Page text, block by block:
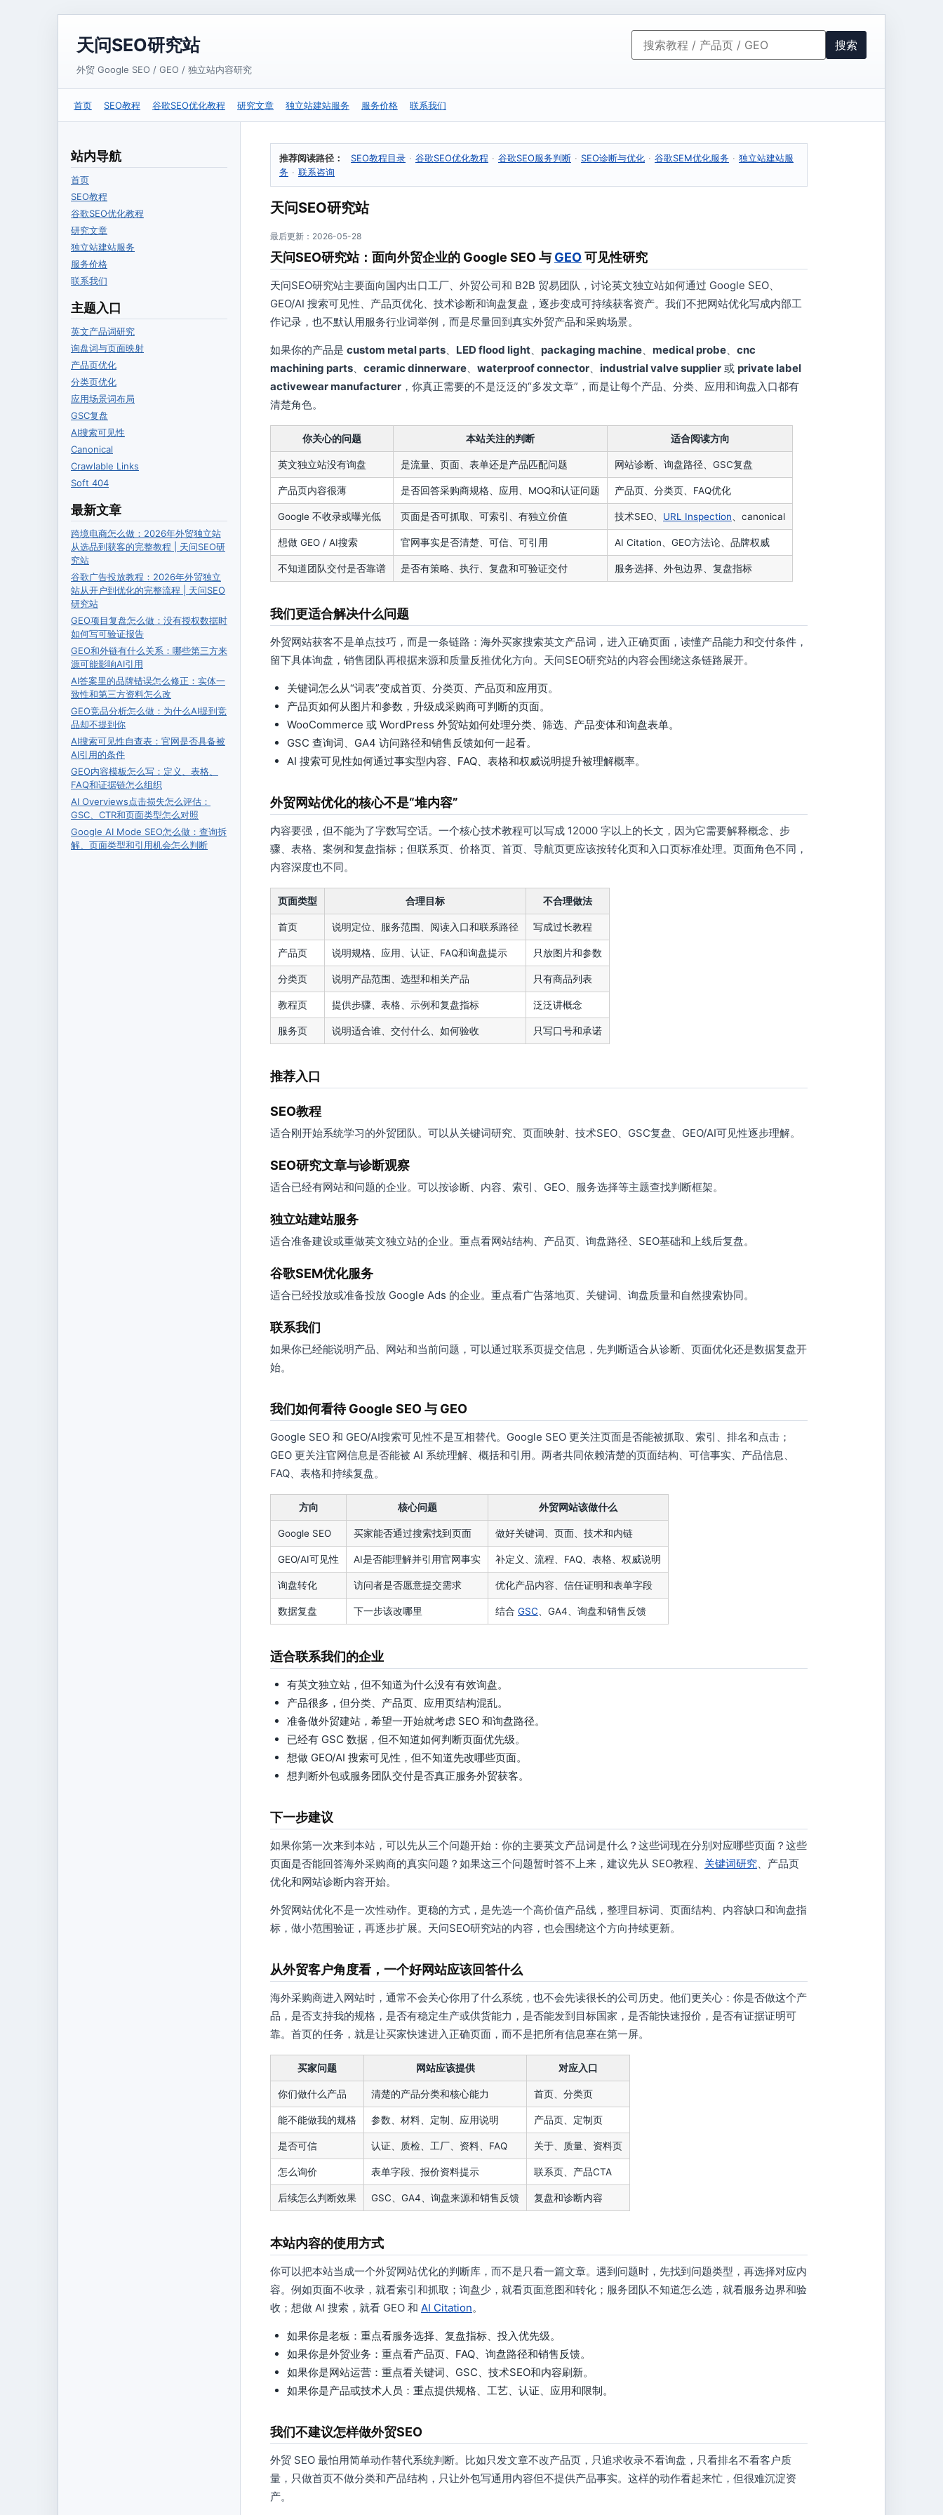
天问SEO研究站
外贸 Google SEO / GEO / 独立站内容研究
搜索
首页 SEO教程 谷歌SEO优化教程 研究文章 独立站建站服务 服务价格 联系我们
站内导航
首页
SEO教程
谷歌SEO优化教程
研究文章
独立站建站服务
服务价格
联系我们
主题入口
英文产品词研究
询盘词与页面映射
产品页优化
分类页优化
应用场景词布局
GSC复盘
AI搜索可见性
Canonical
Crawlable Links
Soft 404
最新文章
跨境电商怎么做：2026年外贸独立站
从选品到获客的完整教程 | 天问SEO研
究站
谷歌广告投放教程：2026年外贸独立
站从开户到优化的完整流程 | 天问SEO
研究站
GEO项目复盘怎么做：没有授权数据时
如何写可验证报告
GEO和外链有什么关系：哪些第三方来
源可能影响AI引用
AI答案里的品牌错误怎么修正：实体一
致性和第三方资料怎么改
GEO竞品分析怎么做：为什么AI提到竞
品却不提到你
AI搜索可见性自查表：官网是否具备被
AI引用的条件
GEO内容模板怎么写：定义、表格、
FAQ和证据链怎么组织
AI Overviews点击损失怎么评估：
GSC、CTR和页面类型怎么对照
Google AI Mode SEO怎么做：查询拆
解、页面类型和引用机会怎么判断
推荐阅读路径： SEO教程目录 · 谷歌SEO优化教程 · 谷歌SEO服务判断 · SEO诊断与优化 · 谷歌SEM优化服务 · 独立站建站服
务 · 联系咨询
天问SEO研究站
最后更新：2026-05-28
天问SEO研究站：面向外贸企业的 Google SEO 与 GEO可见性研究
天问SEO研究站主要面向国内出口工厂、外贸公司和 B2B 贸易团队，讨论英文独立站如何通过 Google SEO、
GEO/AI 搜索可见性、产品页优化、技术诊断和询盘复盘，逐步变成可持续获客资产。我们不把网站优化写成内部工
作记录，也不默认用服务行业词举例，而是尽量回到真实外贸产品和采购场景。
如果你的产品是 custom metal parts、 LED flood light、 packaging machine、 medical probe、 cnc
machining parts、 ceramic dinnerware、 waterproof connector、 industrial valve supplier 或 private label
activewear manufacturer ，你真正需要的不是泛泛的“多发文章”，而是让每个产品、分类、应用和询盘入口都有
清楚角色。
你关心的问题 本站关注的判断 适合阅读方向
英文独立站没有询盘 是流量、页面、表单还是产品匹配问题 网站诊断、询盘路径、GSC复盘
产品页内容很薄 是否回答采购商规格、应用、MOQ和认证问题 产品页、分类页、FAQ优化
Google 不收录或曝光低 页面是否可抓取、可索引、有独立价值 技术SEO、 URL Inspection 、canonical
想做 GEO / AI搜索 官网事实是否清楚、可信、可引用 AI Citation、GEO方法论、品牌权威
不知道团队交付是否靠谱 是否有策略、执行、复盘和可验证交付 服务选择、外包边界、复盘指标
我们更适合解决什么问题
外贸网站获客不是单点技巧，而是一条链路：海外买家搜索英文产品词，进入正确页面，读懂产品能力和交付条件，
留下具体询盘，销售团队再根据来源和质量反推优化方向。天问SEO研究站的内容会围绕这条链路展开。
关键词怎么从“词表”变成首页、分类页、产品页和应用页。
产品页如何从图片和参数，升级成采购商可判断的页面。
WooCommerce 或 WordPress 外贸站如何处理分类、筛选、产品变体和询盘表单。
GSC 查询词、GA4 访问路径和销售反馈如何一起看。
AI 搜索可见性如何通过事实型内容、FAQ、表格和权威说明提升被理解概率。
外贸网站优化的核心不是“堆内容”
内容要强，但不能为了字数写空话。一个核心技术教程可以写成 12000 字以上的长文，因为它需要解释概念、步
骤、表格、案例和复盘指标；但联系页、价格页、首页、导航页更应该按转化页和入口页标准处理。页面角色不同，
内容深度也不同。
页面类型 合理目标 不合理做法
首页 说明定位、服务范围、阅读入口和联系路径 写成过长教程
产品页 说明规格、应用、认证、FAQ和询盘提示 只放图片和参数
分类页 说明产品范围、选型和相关产品 只有商品列表
教程页 提供步骤、表格、示例和复盘指标 泛泛讲概念
服务页 说明适合谁、交付什么、如何验收 只写口号和承诺
推荐入口
SEO教程
适合刚开始系统学习的外贸团队。可以从关键词研究、页面映射、技术SEO、GSC复盘、GEO/AI可见性逐步理解。
SEO研究文章与诊断观察
适合已经有网站和问题的企业。可以按诊断、内容、索引、GEO、服务选择等主题查找判断框架。
独立站建站服务
适合准备建设或重做英文独立站的企业。重点看网站结构、产品页、询盘路径、SEO基础和上线后复盘。
谷歌SEM优化服务
适合已经投放或准备投放 Google Ads 的企业。重点看广告落地页、关键词、询盘质量和自然搜索协同。
联系我们
如果你已经能说明产品、网站和当前问题，可以通过联系页提交信息，先判断适合从诊断、页面优化还是数据复盘开
始。
我们如何看待 Google SEO 与 GEO
Google SEO 和 GEO/AI搜索可见性不是互相替代。Google SEO 更关注页面是否能被抓取、索引、排名和点击；
GEO 更关注官网信息是否能被 AI 系统理解、概括和引用。两者共同依赖清楚的页面结构、可信事实、产品信息、
FAQ、表格和持续复盘。
方向 核心问题 外贸网站该做什么
Google SEO 买家能否通过搜索找到页面 做好关键词、页面、技术和内链
GEO/AI可见性 AI是否能理解并引用官网事实 补定义、流程、FAQ、表格、权威说明
询盘转化 访问者是否愿意提交需求 优化产品内容、信任证明和表单字段
数据复盘 下一步该改哪里 结合 GSC 、GA4、询盘和销售反馈
适合联系我们的企业
有英文独立站，但不知道为什么没有有效询盘。
产品很多，但分类、产品页、应用页结构混乱。
准备做外贸建站，希望一开始就考虑 SEO 和询盘路径。
已经有 GSC 数据，但不知道如何判断页面优先级。
想做 GEO/AI 搜索可见性，但不知道先改哪些页面。
想判断外包或服务团队交付是否真正服务外贸获客。
下一步建议
如果你第一次来到本站，可以先从三个问题开始：你的主要英文产品词是什么？这些词现在分别对应哪些页面？这些
页面是否能回答海外采购商的真实问题？如果这三个问题暂时答不上来，建议先从 SEO教程、 关键词研究、产品页
优化和网站诊断内容开始。
外贸网站优化不是一次性动作。更稳的方式，是先选一个高价值产品线，整理目标词、页面结构、内容缺口和询盘指
标，做小范围验证，再逐步扩展。天问SEO研究站的内容，也会围绕这个方向持续更新。
从外贸客户角度看，一个好网站应该回答什么
海外采购商进入网站时，通常不会关心你用了什么系统，也不会先读很长的公司历史。他们更关心：你是否做这个产
品，是否支持我的规格，是否有稳定生产或供货能力，是否能发到目标国家，是否能快速报价，是否有证据证明可
靠。首页的任务，就是让买家快速进入正确页面，而不是把所有信息塞在第一屏。
买家问题 网站应该提供 对应入口
你们做什么产品 清楚的产品分类和核心能力 首页、分类页
能不能做我的规格 参数、材料、定制、应用说明 产品页、定制页
是否可信 认证、质检、工厂、资料、FAQ 关于、质量、资料页
怎么询价 表单字段、报价资料提示 联系页、产品CTA
后续怎么判断效果 GSC、GA4、询盘来源和销售反馈 复盘和诊断内容
本站内容的使用方式
你可以把本站当成一个外贸网站优化的判断库，而不是只看一篇文章。遇到问题时，先找到问题类型，再选择对应内
容。例如页面不收录，就看索引和抓取；询盘少，就看页面意图和转化；服务团队不知道怎么选，就看服务边界和验
收；想做 AI 搜索，就看 GEO 和 AI Citation。
如果你是老板：重点看服务选择、复盘指标、投入优先级。
如果你是外贸业务：重点看产品页、FAQ、询盘路径和销售反馈。
如果你是网站运营：重点看关键词、GSC、技术SEO和内容刷新。
如果你是产品或技术人员：重点提供规格、工艺、认证、应用和限制。
我们不建议怎样做外贸SEO
外贸 SEO 最怕用简单动作替代系统判断。比如只发文章不改产品页，只追求收录不看询盘，只看排名不看客户质
量，只做首页不做分类和产品结构，只让外包写通用内容但不提供产品事实。这样的动作看起来忙，但很难沉淀资
产。